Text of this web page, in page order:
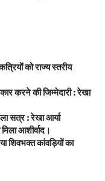
को राज्य स्तरीय
करने की जिम्मेदारी : रेखा
सत्र : रेखा आर्या
आशीर्वाद।
शिवभक्त कांवड़ियों का